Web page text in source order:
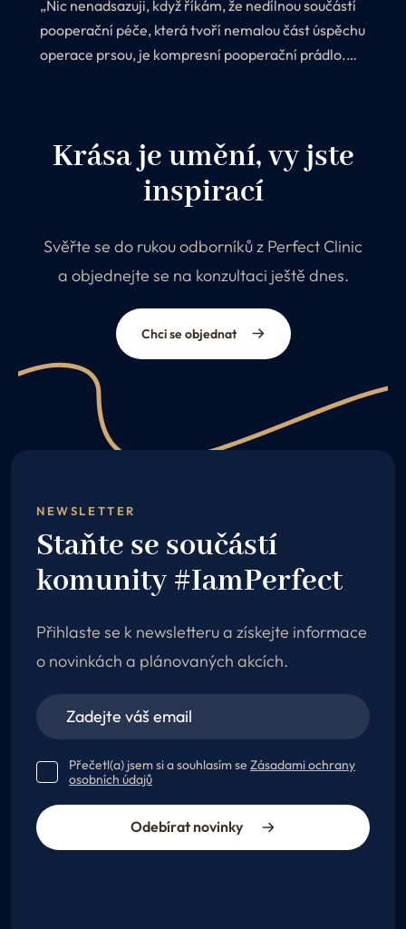
„Nic nenadsazuji, když říkám, že nedílnou součástí
pooperační péče, která tvoří nemalou část úspěchu
operace prsou, je kompresní pooperační prádlo.
Krása je umění, vy jste
inspirací
Svěřte se do rukou odborníků z Perfect Clinic
a objednejte se na konzultaci ještě dnes.
Chci se objednat
NEWSLETTER
Staňte se součástí
komunity #IamPerfect
Přihlaste se k newsletteru a získejte informace
o novinkách a plánovaných akcích.
Přečetl(a) jsem si a souhlasím se Zásadami ochrany
osobních údajů
Odebírat novinky